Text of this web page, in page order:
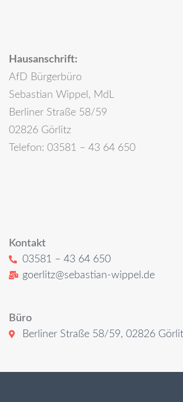
Hausanschrift:
AfD Bürgerbüro
Sebastian Wippel, MdL
Berliner Straße 58/59
02826 Görlitz
Telefon: 03581 – 43 64 650
Kontakt
03581 – 43 64 650
goerlitz@sebastian-wippel.de
Büro
Berliner Straße 58/59, 02826